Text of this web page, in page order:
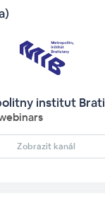
institut
Zobrazit kanál